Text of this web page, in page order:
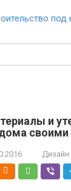
и
своими
Дизайн